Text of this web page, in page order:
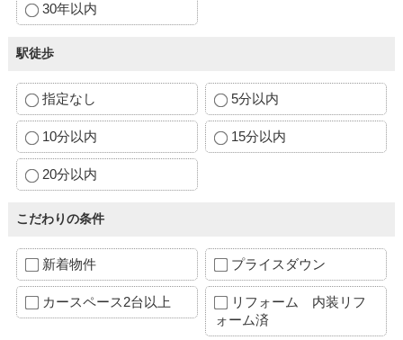
30年以内
駅徒歩
指定なし 5分以内
10分以内 15分以内
20分以内
こだわりの条件
新着物件 プライスダウン
カースペース2台以上
リフォーム 内装リフ
ォーム済